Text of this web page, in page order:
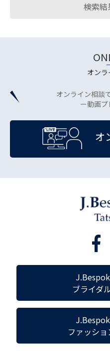
検索結
オン
オンライン相談
ー動画プ
オ
ブライダ
ファッショ